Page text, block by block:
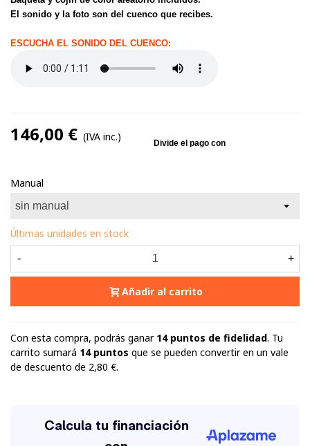
El sonido y la foto son del cuenco que recibes.
ESCUCHA EL SONIDO DEL CUENCO:
146,00 € (IVA inc.)
Manual
Últimas unidades en stock
- +
Añadir al carrito
Con esta compra, podrás ganar 14puntos de fidelidad. Tu
carrito sumará 14puntos que se pueden convertir en un vale
de descuento de 2,80 €.